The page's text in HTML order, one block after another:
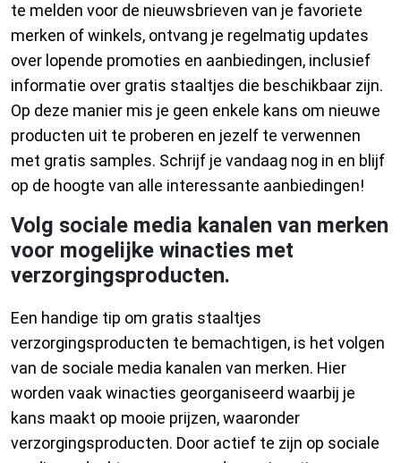
te melden voor de nieuwsbrieven van je favoriete
merken of winkels, ontvang je regelmatig updates
over lopende promoties en aanbiedingen, inclusief
informatie over gratis staaltjes die beschikbaar zijn.
Op deze manier mis je geen enkele kans om nieuwe
producten uit te proberen en jezelf te verwennen
met gratis samples. Schrijf je vandaag nog in en blijf
op de hoogte van alle interessante aanbiedingen!
Volg sociale media kanalen van merken
voor mogelijke winacties met
verzorgingsproducten.
Een handige tip om gratis staaltjes
verzorgingsproducten te bemachtigen, is het volgen
van de sociale media kanalen van merken. Hier
worden vaak winacties georganiseerd waarbij je
kans maakt op mooie prijzen, waaronder
verzorgingsproducten. Door actief te zijn op sociale